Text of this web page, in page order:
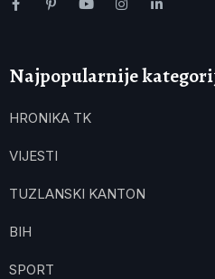
Najpopularnije
HRONIKA TK
VIJESTI
TUZLANSKI KANTON
BIH
SPORT